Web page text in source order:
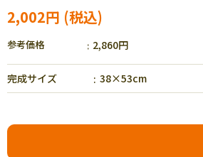
2,002円
参考価格 2,860円
完成サイズ 38×53cm